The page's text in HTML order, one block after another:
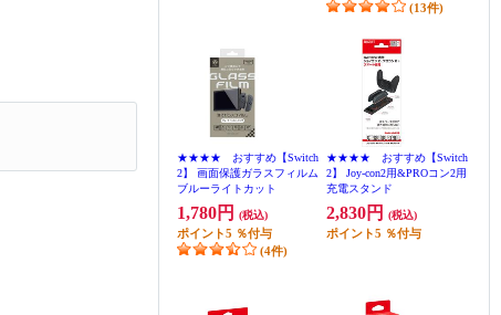
(13件)
★★★★ おすすめ【Switch
2】 画面保護ガラスフィルム
ブルーライトカット
1,780円 (税込)
ポイント5 ％付与
(4件)
★★★★ おすすめ【Switch
2】 Joy-con2用&PROコン2用
充電スタンド
2,830円 (税込)
ポイント5 ％付与